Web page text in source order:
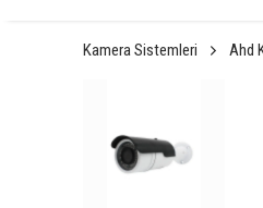
Kamera Sistemleri Ahd